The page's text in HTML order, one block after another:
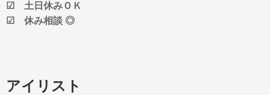
☑ 土日休みＯＫ
☑ 休み相談 ◎
アイリスト